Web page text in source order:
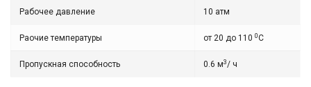
Рабочее давление 10 атм
Раочие температуры от 20 до 110 0С
Пропускная способность 0.6 м3/ ч